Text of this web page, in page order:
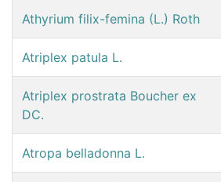
Athyrium filix-femina (L.) Roth
Atriplex patula L.
Atriplex prostrata Boucher ex
DC.
Atropa belladonna L.